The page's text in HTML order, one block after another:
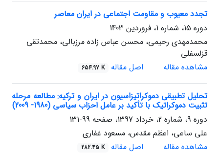
تجدد معیوب و مقاومت اجتماعی در ایران معاصر
دوره 15، شماره 1، فروردین 1403
محمدمهدی رحیمی، محسن عباس زاده مرزبالی، محمدتقی
قزلسفلی
مشاهده مقاله
اصل مقاله 654.97 K
تحلیل تطبیقی دموکراتیزاسیون در ایران و ترکیه: مطالعه مرحله
تثبیت دموکراتیک با تأکید بر عامل احزاب سیاسی (1980- 2009)
دوره 9، شماره 2، خرداد 1397، صفحه
99-131
علی ساعی، اعظم مقدس، مسعود غفاری
مشاهده مقاله
اصل مقاله 282.45 K